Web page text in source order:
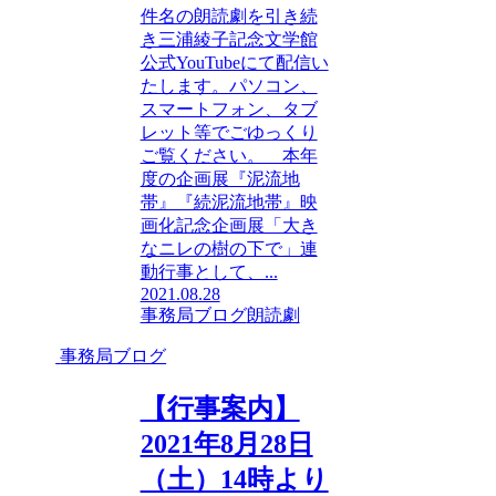
件名の朗読劇を引き続
き三浦綾子記念文学館
公式YouTubeにて配信い
たします。パソコン、
スマートフォン、タブ
レット等でごゆっくり
ご覧ください。 本年
度の企画展『泥流地
帯』『続泥流地帯』映
画化記念企画展「大き
なニレの樹の下で」連
動行事として、...
2021.08.28
事務局ブログ朗読劇
事務局ブログ
【行事案内】
2021年8月28日
（土）14時より